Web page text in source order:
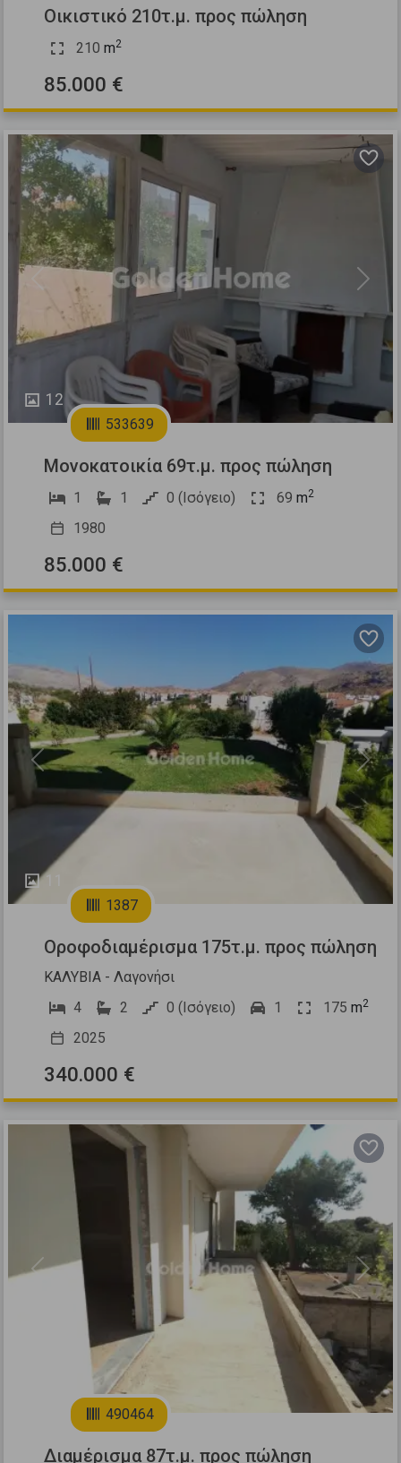
Οικιστικό 210τ.μ. προς πώληση
210 m2
85.000 €
12
Previous Next
533639
Μονοκατοικία 69τ.μ. προς πώληση
1 1 0 (Ισόγειο) 69 m2
1980
85.000 €
11
Previous Next
1387
Οροφοδιαμέρισμα 175τ.μ. προς πώληση
ΚΑΛΥΒΙΑ - Λαγονήσι
4
2 0 (Ισόγειο) 1 175 m2
2025
340.000 €
Previous Next
490464
Διαμέρισμα 87τ.μ. προς πώληση